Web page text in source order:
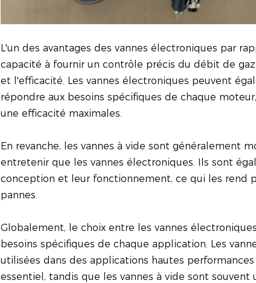
L'un des avantages des vannes électroniques par
capacité à fournir un contrôle précis du débit de
et l'efficacité. Les vannes électroniques peuvent
répondre aux besoins spécifiques de chaque
une efficacité maximales.
En revanche, les vannes à vide sont généralement
entretenir que les vannes électroniques. Ils sont
conception et leur fonctionnement, ce qui les rend
pannes.
Globalement, le choix entre les vannes
besoins spécifiques de chaque application. Les
utilisées dans des applications hautes
essentiel, tandis que les vannes à vide sont